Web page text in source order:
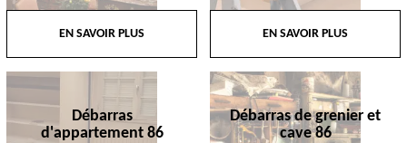
EN SAVOIR PLUS EN SAVOIR PLUS
Débarras
d'appartement 86
Débarras de grenier et
cave 86